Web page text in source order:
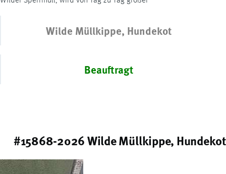
Wilde Müllkippe, Hundekot
Beauftragt
#15868-2026 Wilde Müllkippe, Hundekot